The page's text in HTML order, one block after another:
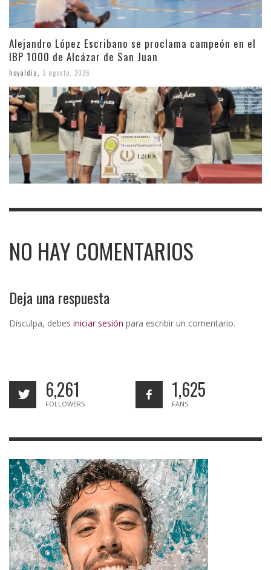
Alejandro López Escribano se proclama campeón en el
IBP 1000 de Alcázar de San Juan
hoyaldia, 3 agosto, 2026
NO HAY COMENTARIOS
Deja una respuesta
Disculpa, debes iniciar sesión para escribir un comentario.
6,261
FOLLOWERS
1,625
FANS